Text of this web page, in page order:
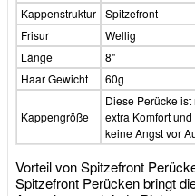
Kappenstruktur Spitzefront
Frisur
Wellig
Länge
8"
Haar Gewicht
60g
Kappengröße
Diese Perücke
extra Komfort
keine Angst vor
Vorteil von Spitzefront
Spitzefront Perücken bringt